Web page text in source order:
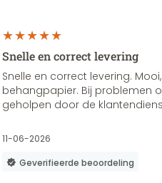
Snelle en correct levering
Snelle en correct levering.
behangpapier. Bij problemen
geholpen door de
11-06-2026
Geverifieerde beoordeling